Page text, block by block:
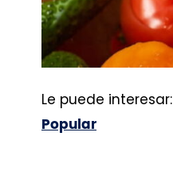
Le puede interesar:
Popular